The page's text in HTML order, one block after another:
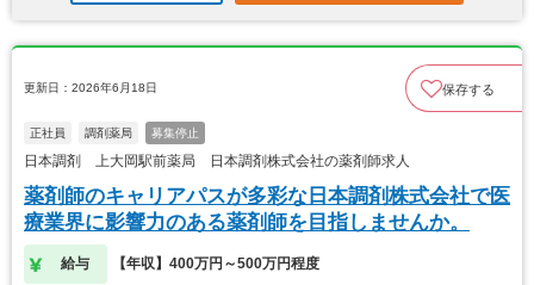
更新日：2026年6月18日 保存する
正社員 調剤薬局 募集停止
日本調剤 上大岡駅前薬局 日本調剤株式会社の薬剤師求人
薬剤師のキャリアパスが多彩な日本調剤株式会社で医
療業界に影響力のある薬剤師を目指しませんか。
給与 【年収】400万円～500万円程度